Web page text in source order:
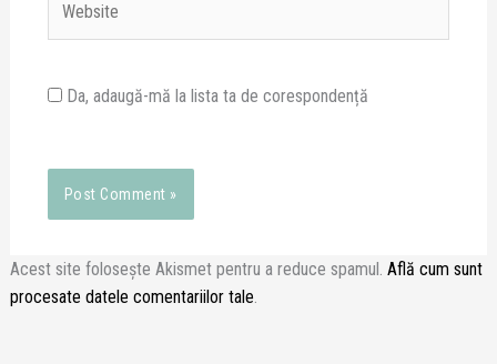
Da, adaugă-mă la lista ta de corespondență
Acest site folosește Akismet pentru a reduce spamul. Află cum sunt
procesate datele comentariilor tale.